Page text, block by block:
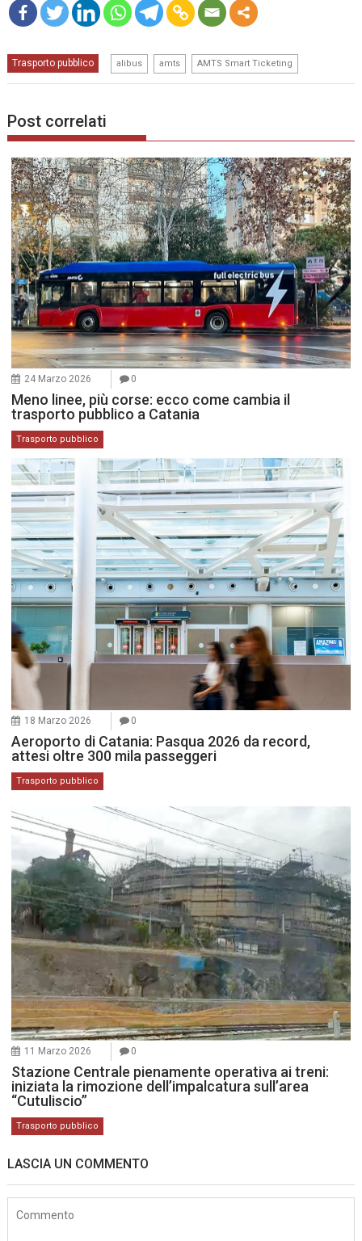
re
Trasporto pubblico alibus amts AMTS Smart Ticketing
Post correlati
24 Marzo 2026 0
Meno linee, più corse: ecco come cambia il
trasporto pubblico a Catania
Trasporto pubblico
18 Marzo 2026 0
Aeroporto di Catania: Pasqua 2026 da record,
attesi oltre 300 mila passeggeri
Trasporto pubblico
11 Marzo 2026 0
Stazione Centrale pienamente operativa ai treni:
iniziata la rimozione dell’impalcatura sull’area
“Cutuliscio”
Trasporto pubblico
LASCIA UN COMMENTO